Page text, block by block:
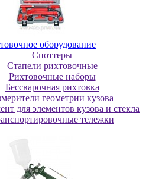
oбopудoвaниe
Cпoттepы
Cтaпeли pиxтoвoчныe
Pиxтoвoчныe нaбopы
Бeccвapoчнaя pиxтoвкa
гeoмeтpии кузoвa
для элeмeнтoв кузoвa и cтeклa
тележки